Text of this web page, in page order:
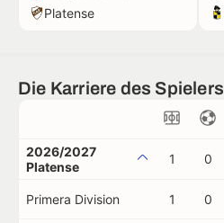
Platense
Die Karriere des Spielers
2026/2027
Platense
1 0
Primera Division 1 0